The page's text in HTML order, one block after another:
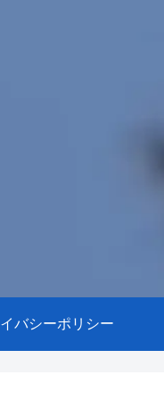
バシーポリシー